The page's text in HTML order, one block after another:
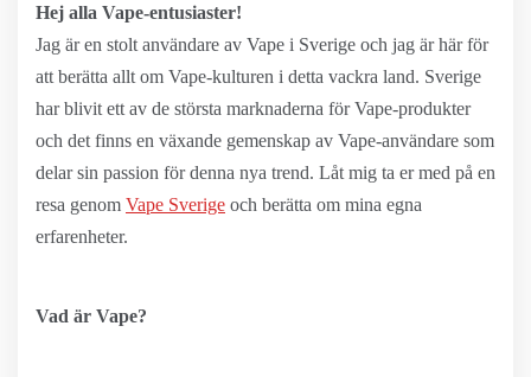
Hej alla Vape-entusiaster!
Jag är en stolt användare av Vape i Sverige och jag är här för
att berätta allt om Vape-kulturen i detta vackra land. Sverige
har blivit ett av de största marknaderna för Vape-produkter
och det finns en växande gemenskap av Vape-användare som
delar sin passion för denna nya trend. Låt mig ta er med på en
resa genom Vape Sverige och berätta om mina egna
erfarenheter.
Vad är Vape?